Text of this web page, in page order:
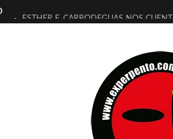
ESTHER F. CARRODEGUAS NOS
[ELECTRA JONDA] DE JUAN
TIMBRE 4, LA ESCUELA DEL
30 AÑOS (NO ES NADA) DE LA
MILITARES JUDÍAS EN #EXVITA